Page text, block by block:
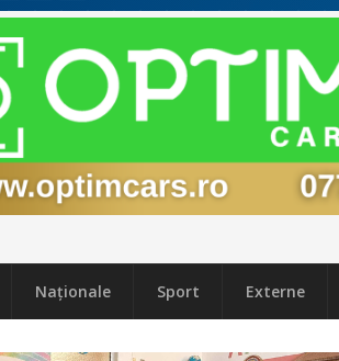
Naţionale Sport Externe